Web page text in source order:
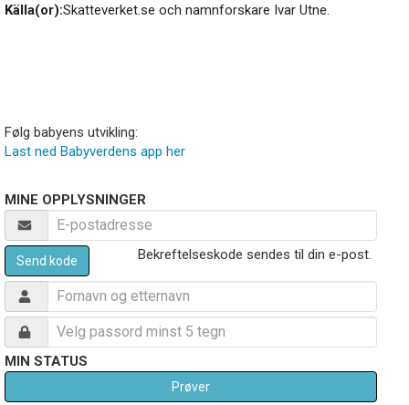
Källa(or):Skatteverket.se och namnforskare Ivar Utne.
Følg babyens utvikling:
Last ned Babyverdens app her
MINE OPPLYSNINGER
Send kode Bekreftelseskode sendes til din e-post.
MIN STATUS
Prøver